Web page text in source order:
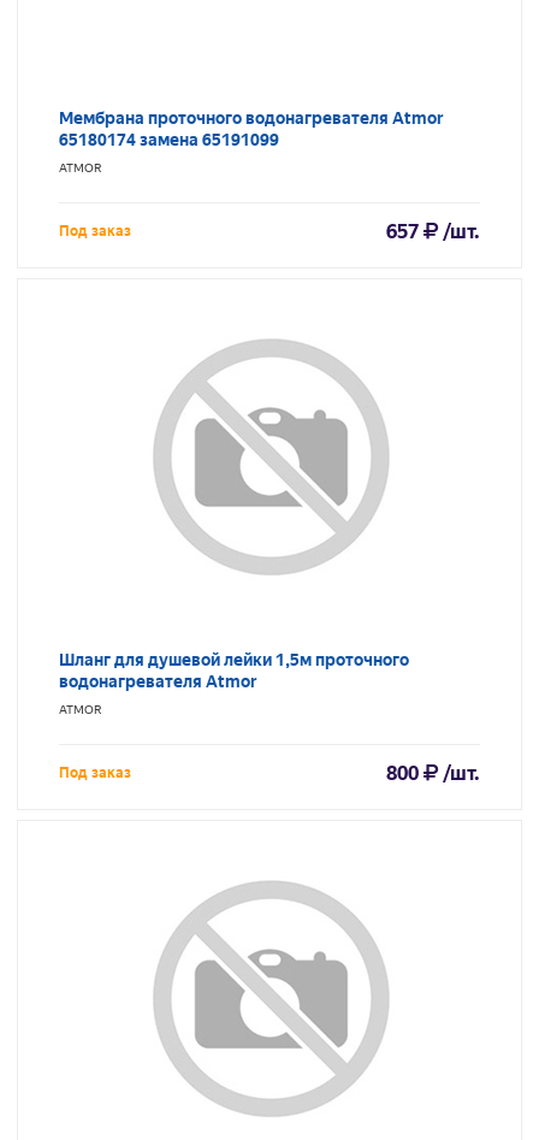
Мембрана проточного водонагревателя Atmor
65180174 замена 65191099
ATMOR
Под заказ 657 /шт.
Шланг для душевой лейки 1,5м проточного
водонагревателя Atmor
ATMOR
Под заказ 800 /шт.